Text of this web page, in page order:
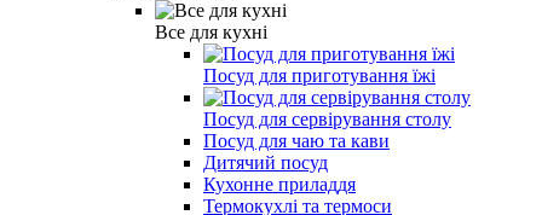
Все для кухні
Посуд для приготування їжі
Посуд для сервірування столу
Посуд для чаю та кави
Дитячий посуд
Кухонне приладдя
Термокухлі та термоси